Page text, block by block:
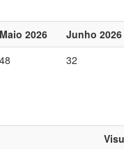
Maio 2026 Junho 2026
48 32